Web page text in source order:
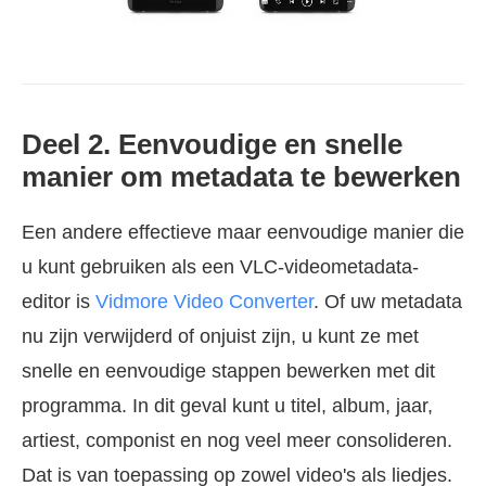
Deel 2. Eenvoudige en snelle
manier om metadata te bewerken
Een andere effectieve maar eenvoudige manier die
u kunt gebruiken als een VLC-videometadata-
editor is Vidmore Video Converter. Of uw metadata
nu zijn verwijderd of onjuist zijn, u kunt ze met
snelle en eenvoudige stappen bewerken met dit
programma. In dit geval kunt u titel, album, jaar,
artiest, componist en nog veel meer consolideren.
Dat is van toepassing op zowel video's als liedjes.